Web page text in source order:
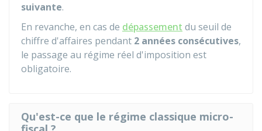
suivante.
En revanche, en cas de dépassement du seuil de
chiffre d'affaires pendant 2 années consécutives,
le passage au régime réel d'imposition est
obligatoire.
Qu'est-ce que le régime classique micro-